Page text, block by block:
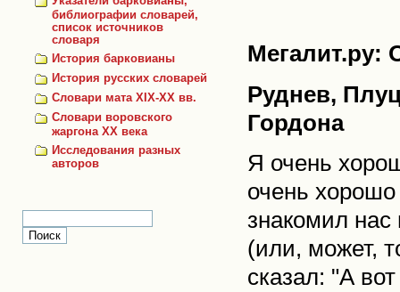
библиографии словарей,
список источников
словаря
История барковианы
История русских словарей
Словари мата XIX-XX вв.
Словари воровского
жаргона ХХ века
Исследования разных
авторов
Мегалит.ру:
Руднев,
Гордона
Я очень
очень хорошо
знакомил нас
(или, может,
сказал: "А